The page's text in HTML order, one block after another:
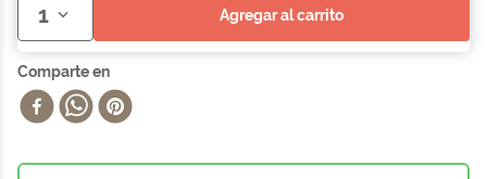
1 agregar al carrito